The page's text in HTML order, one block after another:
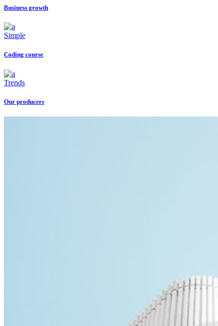
Business growth
Simple
Coding course
Trends
Our producers